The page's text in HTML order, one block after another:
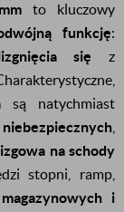
to kluczowy
funkcję:
się z
są natychmiast
na schody
stopni, ramp,
i